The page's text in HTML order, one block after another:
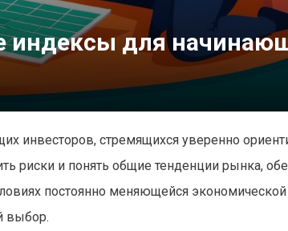
индексы для
стремящихся уверенно
риски и понять общие тенденции рынка,
постоянно меняющейся
выбор.